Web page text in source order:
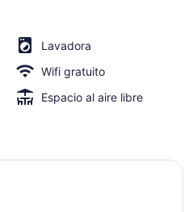
Lavadora
Wifi gratuito
Espacio al aire libre